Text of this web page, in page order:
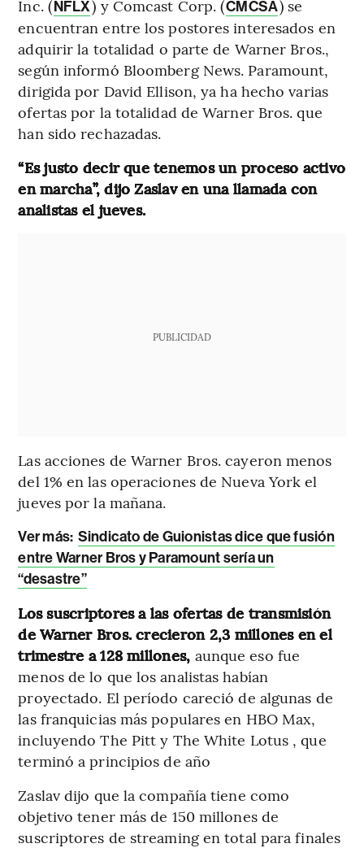
Inc. (NFLX) y Comcast Corp. (CMCSA) se
encuentran entre los postores interesados ​​en
adquirir la totalidad o parte de Warner Bros.,
según informó Bloomberg News. Paramount,
dirigida por David Ellison, ya ha hecho varias
ofertas por la totalidad de Warner Bros. que
han sido rechazadas.
“Es justo decir que tenemos un proceso activo
en marcha”, dijo Zaslav en una llamada con
analistas el jueves.
PUBLICIDAD
Las acciones de Warner Bros. cayeron menos
del 1% en las operaciones de Nueva York el
jueves por la mañana.
Ver más: Sindicato de Guionistas dice que fusión
entre Warner Bros y Paramount sería un
“desastre”
Los suscriptores a las ofertas de transmisión
de Warner Bros. crecieron 2,3 millones en el
trimestre a 128 millones, aunque eso fue
menos de lo que los analistas habían
proyectado. El período careció de algunas de
las franquicias más populares en HBO Max,
incluyendo The Pitt y The White Lotus , que
terminó a principios de año
Zaslav dijo que la compañía tiene como
objetivo tener más de 150 millones de
suscriptores de streaming en total para finales